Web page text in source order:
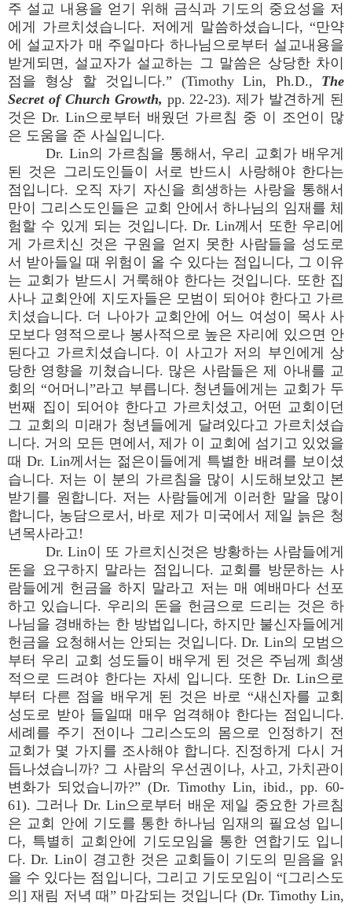
주 설교 내용을 얻기 위해 금식과 기도의 중요성을 저
에게 가르치셨습니다. 저에게 말씀하셨습니다, “만약
에 설교자가 매 주일마다 하나님으로부터 설교내용을
받게되면, 설교자가 설교하는 그 말씀은 상당한 차이
점을 형상 할 것입니다.” (Timothy Lin, Ph.D., The
Secret of Church Growth, pp. 22-23). 제가 발견하게 된
것은 Dr. Lin으로부터 배웠던 가르침 중 이 조언이 많
은 도움을 준 사실입니다.
Dr. Lin의 가르침을 통해서, 우리 교회가 배우게
된 것은 그리도인들이 서로 반드시 사랑해야 한다는
점입니다. 오직 자기 자신을 희생하는 사랑을 통해서
만이 그리스도인들은 교회 안에서 하나님의 임재를 체
험할 수 있게 되는 것입니다. Dr. Lin께서 또한 우리에
게 가르치신 것은 구원을 얻지 못한 사람들을 성도로
서 받아들일 때 위험이 올 수 있다는 점입니다, 그 이유
는 교회가 받드시 거룩해야 한다는 것입니다. 또한 집
사나 교회안에 지도자들은 모범이 되어야 한다고 가르
치셨습니다. 더 나아가 교회안에 어느 여성이 목사 사
모보다 영적으로나 봉사적으로 높은 자리에 있으면 안
된다고 가르치셨습니다. 이 사고가 저의 부인에게 상
당한 영향을 끼쳤습니다. 많은 사람들은 제 아내를 교
회의 “어머니”라고 부릅니다. 청년들에게는 교회가 두
번째 집이 되어야 한다고 가르치셨고, 어떤 교회이던
그 교회의 미래가 청년들에게 달려있다고 가르치셨습
니다. 거의 모든 면에서, 제가 이 교회에 섬기고 있었을
때 Dr. Lin께서는 젊은이들에게 특별한 배려를 보이셨
습니다. 저는 이 분의 가르침을 많이 시도해보았고 본
받기를 원합니다. 저는 사람들에게 이러한 말을 많이
합니다, 농담으로서, 바로 제가 미국에서 제일 늙은 청
년목사라고!
Dr. Lin이 또 가르치신것은 방황하는 사람들에게
돈을 요구하지 말라는 점입니다. 교회를 방문하는 사
람들에게 헌금을 하지 말라고 저는 매 예배마다 선포
하고 있습니다. 우리의 돈을 헌금으로 드리는 것은 하
나님을 경배하는 한 방법입니다, 하지만 불신자들에게
헌금을 요청해서는 안되는 것입니다. Dr. Lin의 모범으
부터 우리 교회 성도들이 배우게 된 것은 주님께 희생
적으로 드려야 한다는 자세 입니다. 또한 Dr. Lin으로
부터 다른 점을 배우게 된 것은 바로 “새신자를 교회
성도로 받아 들일때 매우 엄격해야 한다는 점입니다.
세례를 주기 전이나 그리스도의 몸으로 인정하기 전
교회가 몇 가지를 조사해야 합니다. 진정하게 다시 거
듭나셨습니까? 그 사람의 우선권이나, 사고, 가치관이
변화가 되었습니까?” (Dr. Timothy Lin, ibid., pp. 60-
61). 그러나 Dr. Lin으로부터 배운 제일 중요한 가르침
은 교회 안에 기도를 통한 하나님 임재의 필요성 입니
다, 특별히 교회안에 기도모임을 통한 연합기도 입니
다. Dr. Lin이 경고한 것은 교회들이 기도의 믿음을 읽
을 수 있다는 점입니다, 그리고 기도모임이 “[그리스도
의] 재림 저녁 때” 마감되는 것입니다 (Dr. Timothy Lin,